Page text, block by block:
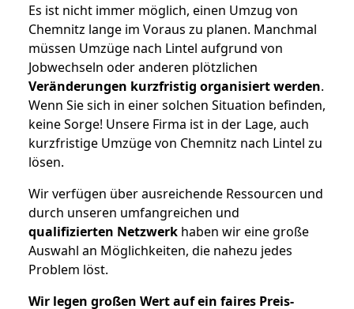
Es ist nicht immer möglich, einen Umzug von
Chemnitz lange im Voraus zu planen. Manchmal
müssen Umzüge nach Lintel aufgrund von
Jobwechseln oder anderen plötzlichen
Veränderungen kurzfristig organisiert werden.
Wenn Sie sich in einer solchen Situation befinden,
keine Sorge! Unsere Firma ist in der Lage, auch
kurzfristige Umzüge von Chemnitz nach Lintel zu
lösen.
Wir verfügen über ausreichende Ressourcen und
durch unseren umfangreichen und
qualifizierten Netzwerk haben wir eine große
Auswahl an Möglichkeiten, die nahezu jedes
Problem löst.
Wir legen großen Wert auf ein faires Preis-